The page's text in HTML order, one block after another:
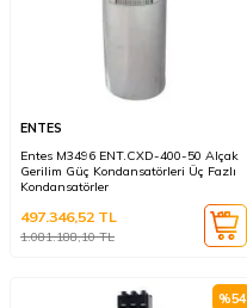
ENTES
Entes M3496 ENT.CXD-400-50 Alçak
Gerilim Güç Kondansatörleri Üç Fazlı
Kondansatörler
1.081.188,10TL
497.346,52 TL
%54